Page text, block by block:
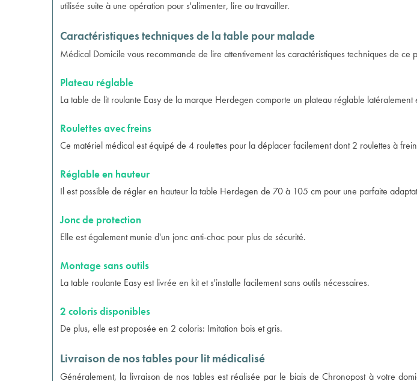
utilisée suite à une opération pour s'alimenter, lire ou travailler.
Caractéristiques techniques de la table pour malade
Médical Domicile vous recommande de lire attentivement les caractéristiques techniques de
Plateau réglable
Latable de lit roulante Easy de la marque Herdegen comporte un plateau réglable
Roulettes avec freins
Ce matériel médical est équipé de 4 roulettes pour la déplacer facilement dont 2 roulettes à
Réglable en hauteur
Il est possible de régler en hauteur la table Herdegen de 70 à 105 cm pour une parfaite
Jonc de protection
Elle est également munie d'un jonc anti-choc pour plus de sécurité.
Montage sans outils
La table roulante Easy est livrée en kit et s'installe facilement sans outils nécessaires.
2 coloris disponibles
De plus, elle est proposée en 2 coloris: Imitation bois et gris.
Livraison de nos tables pour lit médicalisé
Généralement, la livraison de nos tables est réalisée par le biais de Chronopost à votre